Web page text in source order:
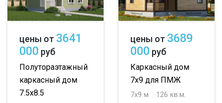
цены от 3641
000 руб
Полутораэтажный
каркасный дом
7.5х8.5
цены от 3689
000 руб
Каркасный дом
7х9 для ПМЖ
7х9 м
126 кв.м.